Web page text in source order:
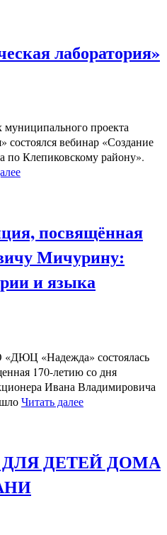
лаборатория»
муниципального проекта
состоялся вебинар «Создание
по Клепиковскому району».
посвящённая
Мичурину:
и языка
«ДЮЦ «Надежда» состоялась
170-летию со дня
Ивана Владимировича
Читать далее
ДЛЯ ДЕТЕЙ ДОМА